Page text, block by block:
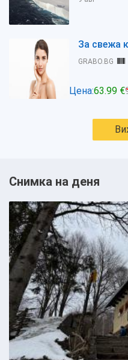
За свежа
GRABO.BG
Цена:63.99 €
Снимка на деня